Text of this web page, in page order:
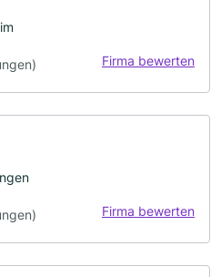
Firma bewerten
Firma bewerten